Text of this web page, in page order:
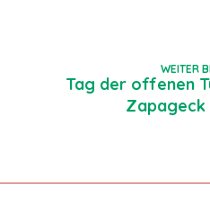
WEITER
Tag der offenen
Zapageck